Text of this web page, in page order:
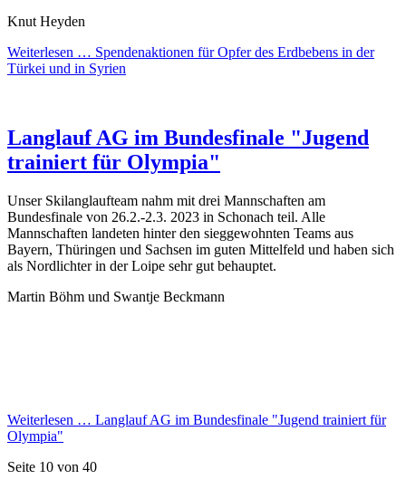
Knut Heyden
Weiterlesen … Spendenaktionen für Opfer des Erdbebens in der
Türkei und in Syrien
Langlauf AG im Bundesfinale "Jugend
trainiert für Olympia"
Unser Skilanglaufteam nahm mit drei Mannschaften am
Bundesfinale von 26.2.-2.3. 2023 in Schonach teil. Alle
Mannschaften landeten hinter den sieggewohnten Teams aus
Bayern, Thüringen und Sachsen im guten Mittelfeld und haben sich
als Nordlichter in der Loipe sehr gut behauptet.
Martin Böhm und Swantje Beckmann
Weiterlesen … Langlauf AG im Bundesfinale "Jugend trainiert für
Olympia"
Seite 10 von 40